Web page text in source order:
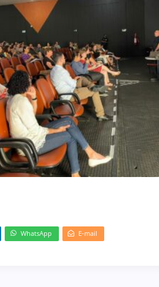
WhatsApp E-mail